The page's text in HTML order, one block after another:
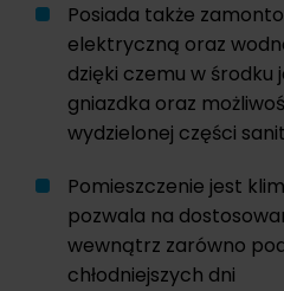
Posiada także
elektryczną oraz
dzięki czemu w środku
gniazdka oraz
wydzielonej części
Pomieszczenie jest
pozwala na
wewnątrz zarówno
chłodniejszych dni